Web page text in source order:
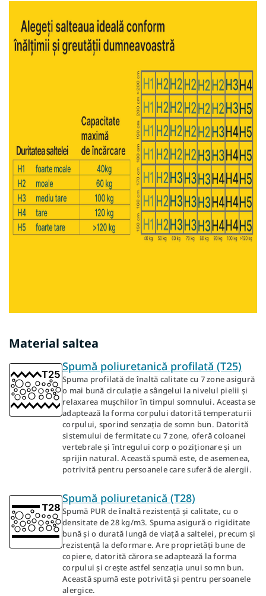
Material saltea
Spumă poliuretanică profilată (T25)
Spuma profilată de înaltă calitate cu 7 zone asigură
o mai bună circulație a sângelui la nivelul pielii și
relaxarea mușchilor în timpul somnului. Aceasta se
adaptează la forma corpului datorită temperaturii
corpului, sporind senzația de somn bun. Datorită
sistemului de fermitate cu 7 zone, oferă coloanei
vertebrale și întregului corp o poziționare și un
sprijin natural. Această spumă este, de asemenea,
potrivită pentru persoanele care suferă de alergii.
Spumă poliuretanică (T28)
Spumă PUR de înaltă rezistență și calitate, cu o
densitate de 28 kg/m3. Spuma asigură o rigiditate
bună și o durată lungă de viață a saltelei, precum și
rezistență la deformare. Are proprietăți bune de
copiere, datorită cărora se adaptează la forma
corpului și crește astfel senzația unui somn bun.
Această spumă este potrivită și pentru persoanele
alergice.